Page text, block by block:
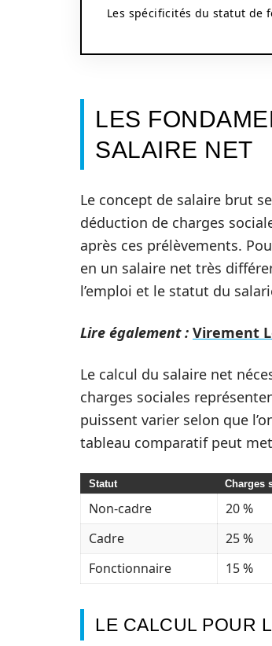
Les spécificités du statut de
LES
SALAIRE NET
Le concept de salaire brut
déduction de charges
après ces prélèvements.
en un salaire net très
l’emploi et le statut du
Lire également : Virement
Le calcul du salaire net
charges sociales
puissent varier selon que
tableau comparatif peut
Statut Charges
Non-cadre 20 %
Cadre
25 %
Fonctionnaire
15 %
LE CALCUL POUR